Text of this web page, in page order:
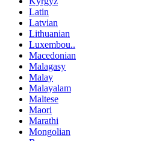
Latin
Latvian
Lithuanian
Luxembou..
Macedonian
Malagasy
Malay
Malayalam
Maltese
Maori
Marathi
Mongolian